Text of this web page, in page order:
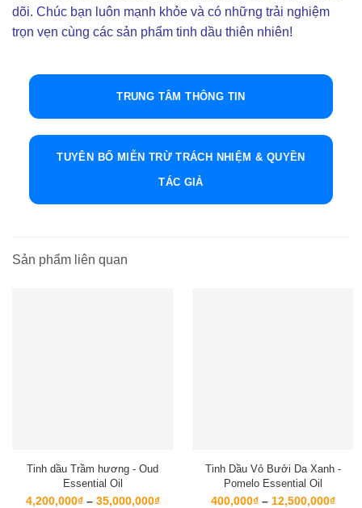
dõi. Chúc bạn luôn mạnh khỏe và có những trải nghiệm
trọn vẹn cùng các sản phẩm tinh dầu thiên nhiên!
TRUNG TÂM THÔNG TIN
TUYÊN BỐ MIỄN TRỪ TRÁCH NHIỆM & QUYỀN
TÁC GIẢ
Sản phẩm liên quan
Tinh dầu Trầm hương - Oud
Essential Oil
4,200,000₫ – 35,000,000₫Khoảng
Tinh Dầu Vỏ Bưởi Da Xanh -
Pomelo Essential Oil
400,000₫ – 12,500,000₫